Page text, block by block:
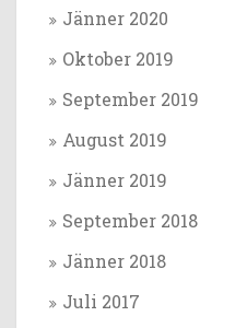
Jänner 2020
Oktober 2019
September 2019
August 2019
Jänner 2019
September 2018
Jänner 2018
Juli 2017